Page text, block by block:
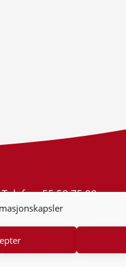
Telefon:55 59 75 00
E-post:post@kt.no
Nyhetsvarsel >>